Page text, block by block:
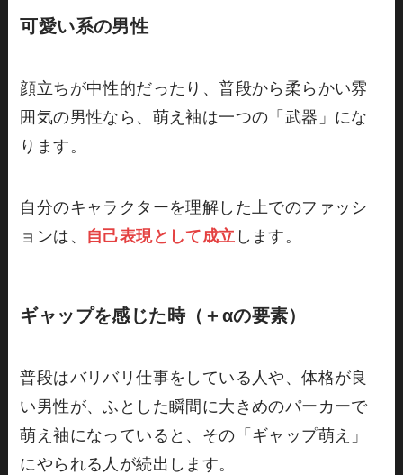
可愛い系の男性
顔立ちが中性的だったり、普段から柔らかい雰
囲気の男性なら、萌え袖は一つの「武器」にな
ります。
自分のキャラクターを理解した上でのファッシ
ョンは、 自己表現として成立 します。
ギャップを感じた時（＋αの要素）
普段はバリバリ仕事をしている人や、体格が良
い男性が、ふとした瞬間に大きめのパーカーで
萌え袖になっていると、その「ギャップ萌え」
にやられる人が続出します。